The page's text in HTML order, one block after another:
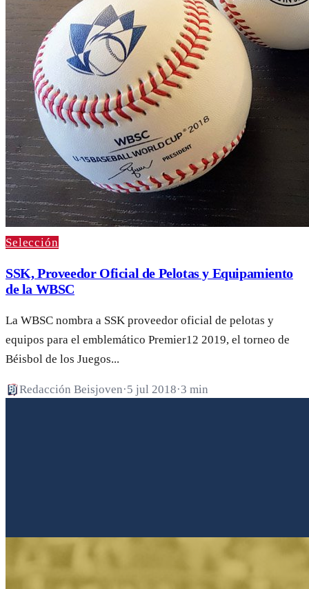
Selección
SSK, Proveedor Oficial de Pelotas y Equipamiento
de la WBSC
La WBSC nombra a SSK proveedor oficial de pelotas y
equipos para el emblemático Premier12 2019, el torneo de
Béisbol de los Juegos...
Redacción Beisjoven·5 jul 2018·3 min